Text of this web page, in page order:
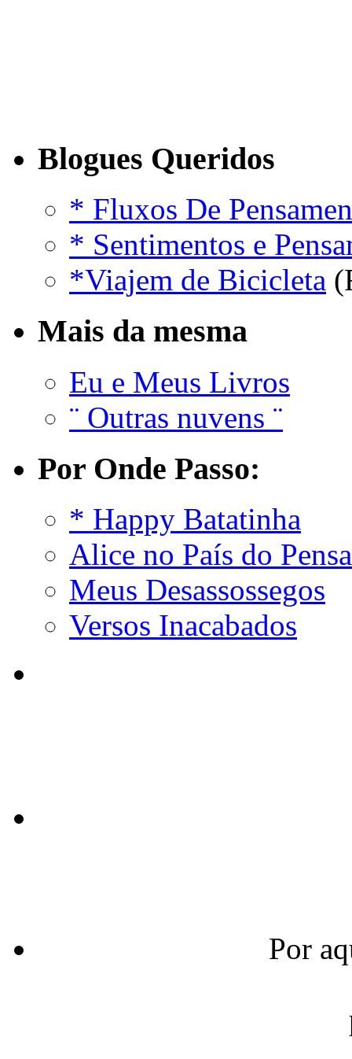
Blogues Queridos
* Fluxos De
* Sentimentos e
*Viajem de Bicicleta
Mais da mesma
Eu e Meus Livros
¨ Outras nuvens ¨
Por Onde Passo:
* Happy Batatinha
Alice no País do
Meus Desassossegos
Versos Inacabados
Por